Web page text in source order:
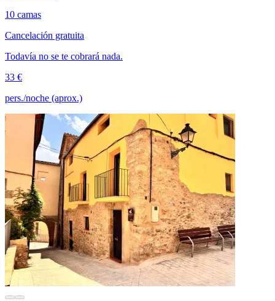
10 camas
Cancelación gratuita
Todavía no se te cobrará nada.
33 €
pers./noche (aprox.)